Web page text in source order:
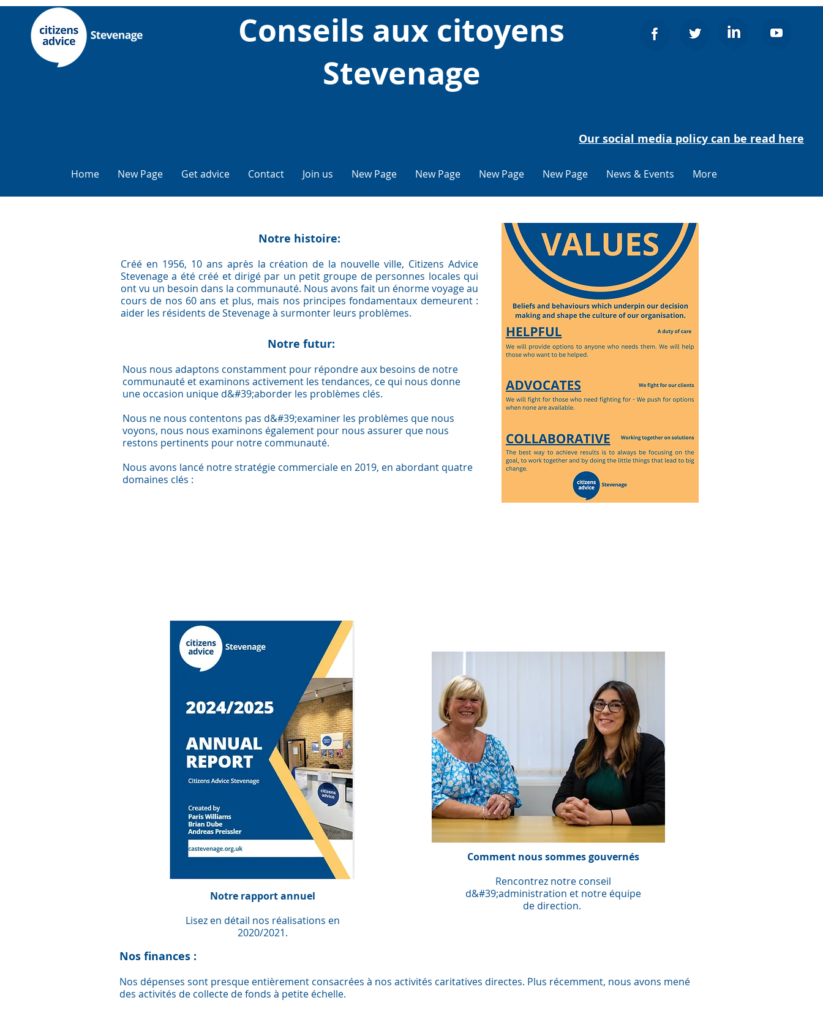
Conseils aux citoyens
Stevenage
Our social media policy can be read here
Home New Page Get advice Contact Join us New Page New Page New Page New Page News & Events More
Notre histoire:
Créé en 1956, 10 ans après la création de la nouvelle ville, Citizens Advice
Stevenage a été créé et dirigé par un petit groupe de personnes locales qui
ont vu un besoin dans la communauté. Nous avons fait un énorme voyage au
cours de nos 60 ans et plus, mais nos principes fondamentaux demeurent :
aider les résidents de Stevenage à surmonter leurs problèmes.
Notre futur:
Nous nous adaptons constamment pour répondre aux besoins de notre
communauté et examinons activement les tendances, ce qui nous donne
une occasion unique d&#39;aborder les problèmes clés.
Nous ne nous contentons pas d&#39;examiner les problèmes que nous
voyons, nous nous examinons également pour nous assurer que nous
restons pertinents pour notre communauté.
Nous avons lancé notre stratégie commerciale en 2019, en abordant quatre
domaines clés :
Notre rapport annuel
Lisez en détail nos réalisations en
2020/2021.
Comment nous sommes gouvernés
Rencontrez notre conseil
d&#39;administration et notre équipe
de direction.
Nos finances :
Nos dépenses sont presque entièrement consacrées à nos activités caritatives directes. Plus récemment, nous avons mené
des activités de collecte de fonds à petite échelle.